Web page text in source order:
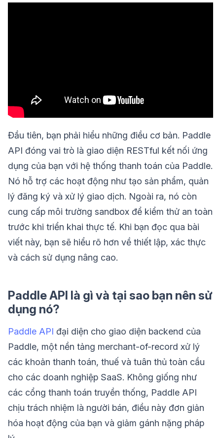
Đầu tiên, bạn phải hiểu những điều cơ bản. Paddle
API đóng vai trò là giao diện RESTful kết nối ứng
dụng của bạn với hệ thống thanh toán của Paddle.
Nó hỗ trợ các hoạt động như tạo sản phẩm, quản
lý đăng ký và xử lý giao dịch. Ngoài ra, nó còn
cung cấp môi trường sandbox để kiểm thử an toàn
trước khi triển khai thực tế. Khi bạn đọc qua bài
viết này, bạn sẽ hiểu rõ hơn về thiết lập, xác thực
và cách sử dụng nâng cao.
Paddle API là gì và tại sao bạn nên sử
dụng nó?
Paddle API đại diện cho giao diện backend của
Paddle, một nền tảng merchant-of-record xử lý
các khoản thanh toán, thuế và tuân thủ toàn cầu
cho các doanh nghiệp SaaS. Không giống như
các cổng thanh toán truyền thống, Paddle API
chịu trách nhiệm là người bán, điều này đơn giản
hóa hoạt động của bạn và giảm gánh nặng pháp